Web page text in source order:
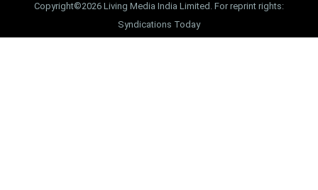
Copyright©2026 Living Media India Limited. For reprint rights:
Syndications Today